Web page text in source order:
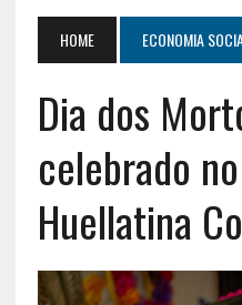
HOME ECONOMIA
Dia dos
celebrado
Huellatina